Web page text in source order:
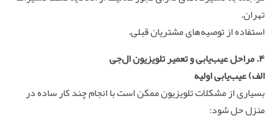
تهران.
استفاده از توصیه‌های مشتریان قبلی.
۴. مراحل عیب‌یابی و
تعمیر تلویزیونال‌جی
الف)عیب‌یابی اولیه
بسیاری از مشکلات تلویزیون ممکن است با انجام چند کار ساده در
منزل حل شود: